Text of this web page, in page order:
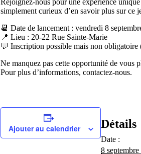
Rejoignez-nous pour une expérience
simplement curieux d’en savoir plus sur ce
📆 Date de lancement : vendredi 8
📍 Lieu : 20-22 Rue Sainte-Marie
💬 Inscription possible mais non obligatoire
Ne manquez pas cette opportunité de vous
Pour plus d’informations, contactez-nous.
Ajouter au calendrier Détails
Date :
8